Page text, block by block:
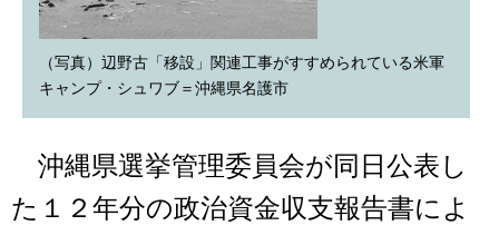
（写真）辺野古「移設」関連工事がすすめられている米軍
キャンプ・シュワブ＝沖縄県名護市
沖縄県選挙管理委員会が同日公表し
た１２年分の政治資金収支報告書によ